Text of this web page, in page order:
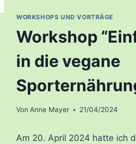
WORKSHOPS UND VORTRÄGE
Workshop
in die vegane
Von Anne Mayer 21/04/2024
Am 20. April 2024 hatte ich